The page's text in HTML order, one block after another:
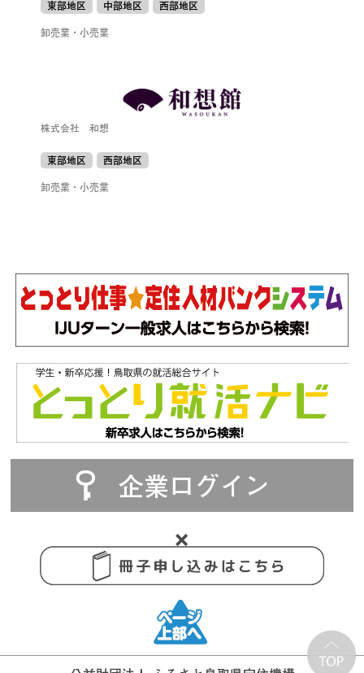
東部地区 中部地区
西部地区
卸売業・小売業
株式会社 和想
東部地区
西部地区
卸売業・小売業
企業ログイン